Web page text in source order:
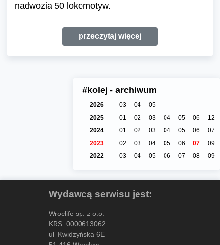
nadwozia 50 lokomotyw.
przeczytaj więcej
#kolej - archiwum
2026 03 04
05
2025
01 02 03 04 05 06
12
2024
01 02 03 04 05 06
07
2023
02 03 04 05 06 07
09
2022
03 04 05 06 07 08 09
Wydawcą serwisu jest:
Wroclife sp. z o.o.
KRS: 0000613062
ul. Kwidzyńska 6E